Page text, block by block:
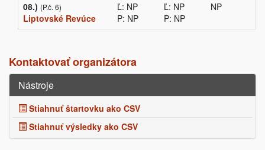
08.) (P.č. 6)
Liptovské Revúce
Ľ: NP
P: NP
Ľ: NP
P: NP
NP
Kontaktovať organizátora
Nástroje
Stiahnuť štartovku ako CSV
Stiahnuť výsledky ako CSV